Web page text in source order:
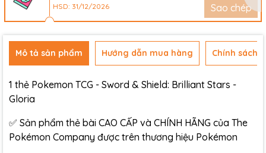
HSD: 31/12/2026
Sao chép
Mô tả sản phẩm Hướng dẫn mua hàng Chính sách
1 thẻ Pokemon TCG - Sword & Shield: Brilliant Stars -
Gloria
✅ Sản phẩm thẻ bài CAO CẤP và CHÍNH HÃNG của The
Pokémon Company được trên thương hiệu Pokémon